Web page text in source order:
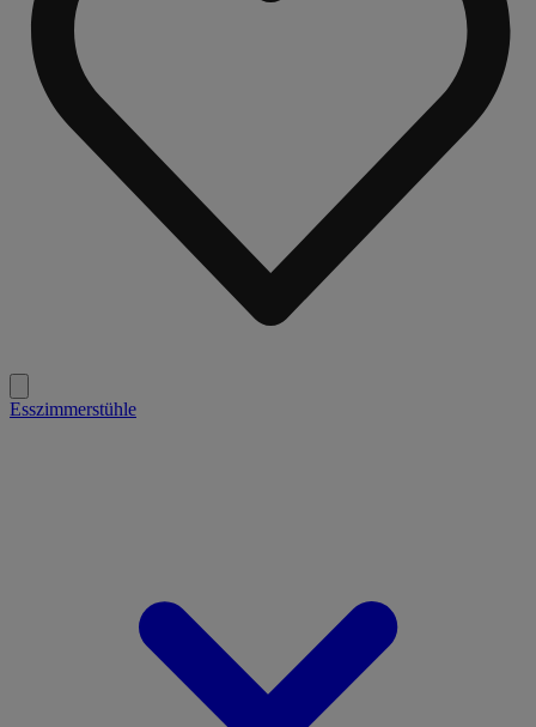
Esszimmerstühle